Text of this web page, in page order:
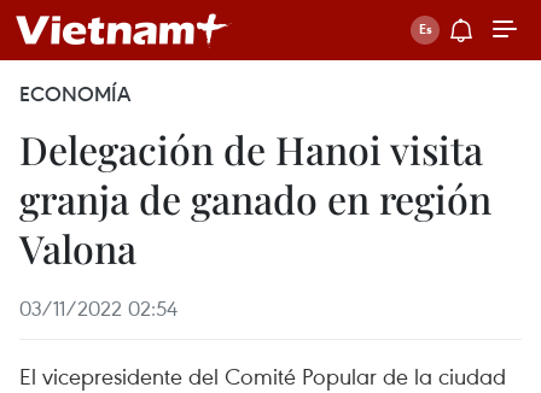
ECONOMÍA
Delegación de Hanoi visita
granja de ganado en región
Valona
03/11/2022 02:54
El vicepresidente del Comité Popular de la ciudad